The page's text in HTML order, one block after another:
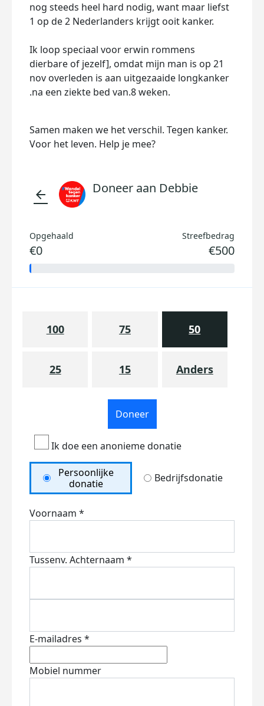
nog steeds heel hard nodig, want maar liefst
1 op de 2 Nederlanders krijgt ooit kanker.
Ik loop speciaal voor erwin rommens
dierbare of jezelf], omdat mijn man is op 21
nov overleden is aan uitgezaaide longkanker
.na een ziekte bed van.8 weken.
Samen maken we het verschil. Tegen kanker.
Voor het leven. Help je mee?
arrow_back Doneer aan Debbie
Opgehaald
€0
Streefbedrag
€500
100 75 50
25 15 Anders
Doneer
Ik doe een anonieme donatie
Persoonlijke
donatie
Bedrijfsdonatie
Voornaam *
Tussenv. Achternaam *
E-mailadres *
Mobiel nummer